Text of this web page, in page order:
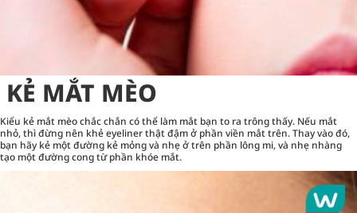
KẺ MẮT MÈO
Kiểu kẻ mắt mèo chắc chắn có thể làm mắt bạn to ra trông thấy. Nếu mắt
nhỏ, thì đừng nên khẻ eyeliner thật đậm ở phần viền mắt trên. Thay vào đó,
bạn hãy kẻ một đường kẻ mỏng và nhẹ ở trên phần lông mi, và nhẹ nhàng
tạo một đường cong từ phần khóe mắt.